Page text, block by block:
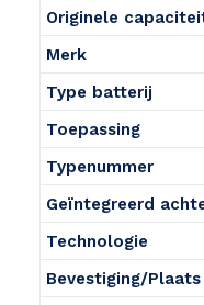
Originele
Merk
Type batterij
Toepassing
Typenummer
Geïntegreerd
Technologie
Bevestiging/